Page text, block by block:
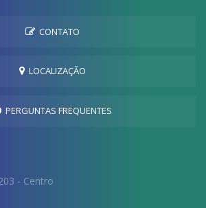
CONTATO
LOCALIZAÇÃO
PERGUNTAS FREQUENTES
- Centro